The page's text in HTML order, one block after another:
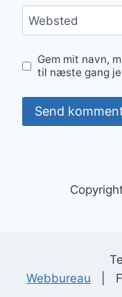
Websted
Gem mit navn,
til næste gang
Webbureau |